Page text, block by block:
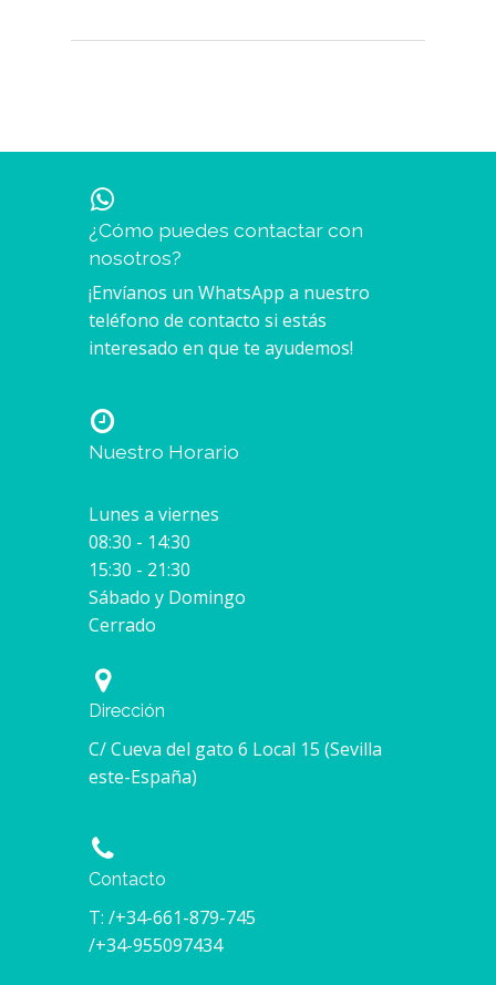
¿Cómo puedes contactar con
nosotros?
¡Envíanos un WhatsApp a nuestro
teléfono de contacto si estás
interesado en que te ayudemos!
Nuestro Horario
Lunes a viernes
08:30 - 14:30
15:30 - 21:30
Sábado y Domingo
Cerrado
Dirección
C/ Cueva del gato 6 Local 15 (Sevilla
este-España)
Contacto
T: /+34-661-879-745
/+34-955097434